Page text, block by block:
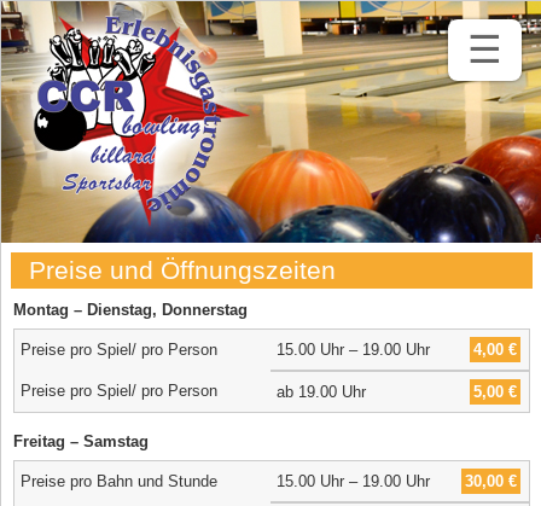
☰
Preise und Öffnungszeiten
Montag – Dienstag, Donnerstag
Preise pro Spiel/ pro Person 15.00 Uhr – 19.00 Uhr 4,00 €
Preise pro Spiel/ pro Person ab 19.00 Uhr 5,00 €
Freitag – Samstag
Preise pro Bahn und Stunde 15.00 Uhr – 19.00 Uhr 30,00 €